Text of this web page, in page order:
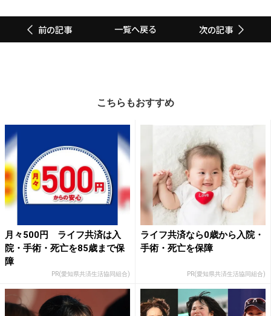
前の記事 一覧へ戻る 次の記事
こちらもおすすめ
月々500円 ライフ共済は入
院・手術・死亡を85歳まで保
障
PR(愛知県共済生活協同組合)
ライフ共済なら0歳から入院・
手術・死亡を保障
PR(愛知県共済生活協同組合)